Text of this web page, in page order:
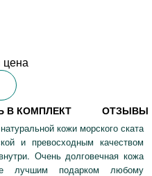
цена
В КОМПЛЕКТ ОТЗЫВЫ
кожи морского ската
и превосходным качеством
Очень долговечная кожа
лучшим подарком любому